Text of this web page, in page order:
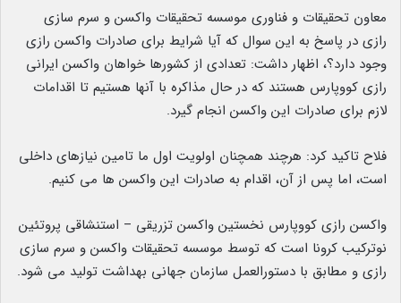
معاون تحقیقات و فناوری موسسه تحقیقات واکسن و سرم سازی
رازی در پاسخ به این سوال که آیا شرایط برای صادرات واکسن رازی
وجود دارد؟، اظهار داشت: تعدادی از کشورها خواهان واکسن ایرانی
رازی کووپارس هستند که در حال مذاکره با آنها هستیم تا اقدامات
لازم برای صادرات این واکسن انجام گیرد.
فلاح تاکید کرد: هرچند همچنان اولویت اول ما تامین نیازهای داخلی
است، اما پس از آن، اقدام به صادرات این واکسن ها می کنیم.
واکسن رازی کووپارس نخستین واکسن تزریقی – استنشاقی پروتئین
نوترکیب کرونا است که توسط موسسه تحقیقات واکسن و سرم سازی
رازی و مطابق با دستورالعمل سازمان جهانی بهداشت تولید می شود.